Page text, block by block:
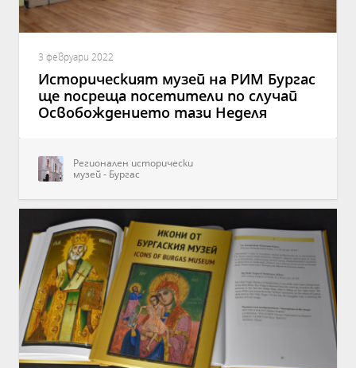
3 февруари 2022
Историческият музей на РИМ Бургас
ще посреща посетители по случай
Освобождението тази Неделя
Регионален исторически
музей - Бургас